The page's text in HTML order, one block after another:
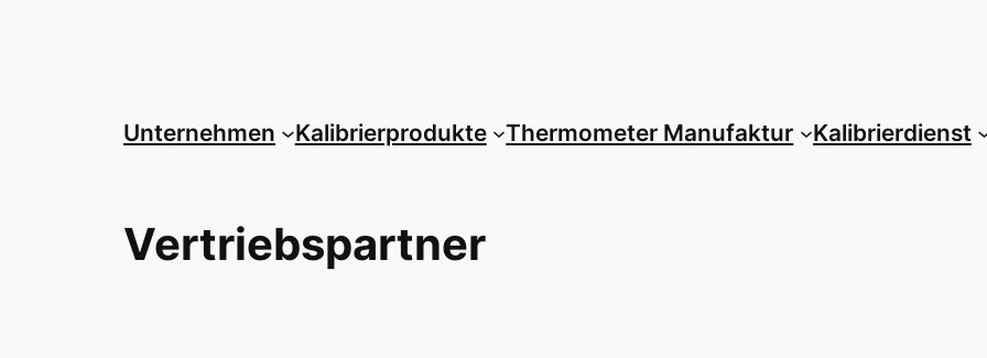
Unternehmen Kalibrierprodukte Thermometer Manufaktur Kalibrierdienst
Vertriebspartner